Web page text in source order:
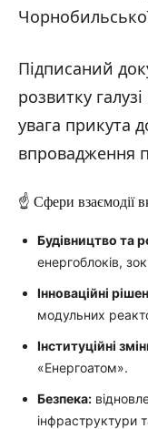
Підписаний
розвитку
увага прикута
впровадження
☝️ Сфери взаємодії
Будівництво та
енергоблоків,
Інноваційні
модульних
Інституційні
«Енергоатом».
Безпека:
інфраструктури